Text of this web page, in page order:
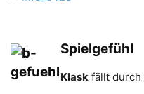
Spielgefühl
Klask fällt durch